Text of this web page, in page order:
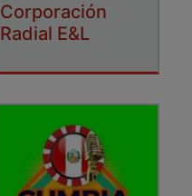
Corporación
Radial E&L